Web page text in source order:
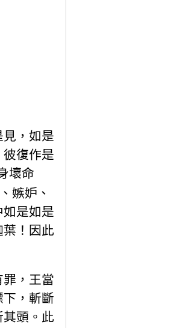
，如是
復作是
壞命
嫉妒、
是如是
葉！因此
，王當
，斬斷
其頭。此